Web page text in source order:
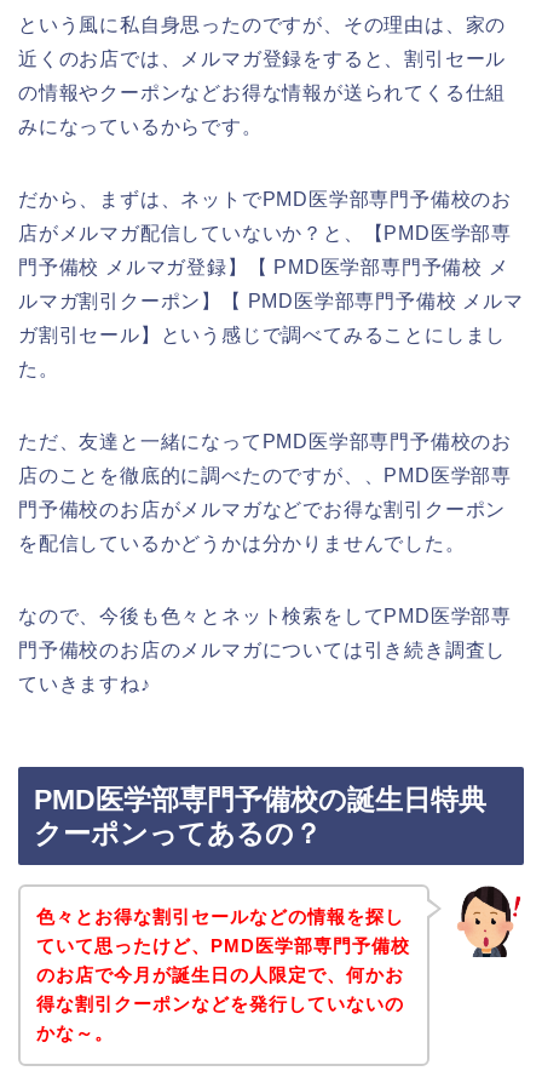
という風に私自身思ったのですが、その理由は、家の
近くのお店では、メルマガ登録をすると、割引セール
の情報やクーポンなどお得な情報が送られてくる仕組
みになっているからです。
だから、まずは、ネットでPMD医学部専門予備校のお
店がメルマガ配信していないか？と、【PMD医学部専
門予備校 メルマガ登録】【 PMD医学部専門予備校 メ
ルマガ割引クーポン】【 PMD医学部専門予備校 メルマ
ガ割引セール】という感じで調べてみることにしまし
た。
ただ、友達と一緒になってPMD医学部専門予備校のお
店のことを徹底的に調べたのですが、、PMD医学部専
門予備校のお店がメルマガなどでお得な割引クーポン
を配信しているかどうかは分かりませんでした。
なので、今後も色々とネット検索をしてPMD医学部専
門予備校のお店のメルマガについては引き続き調査し
ていきますね♪
PMD医学部専門予備校の誕生日特典
クーポンってあるの？
色々とお得な割引セールなどの情報を探し
ていて思ったけど、PMD医学部専門予備校
のお店で今月が誕生日の人限定で、何かお
得な割引クーポンなどを発行していないの
かな～。